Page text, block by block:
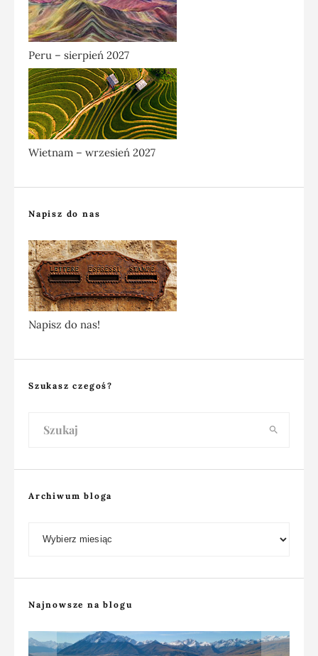
Peru – sierpień 2027
Wietnam – wrzesień 2027
Napisz do nas
Napisz do nas!
Szukasz czegoś?
Archiwum bloga
Najnowsze na blogu